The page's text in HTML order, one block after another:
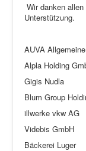
Wir danken
Unterstützung.
AUVA
Alpla Holding
Gigis Nudla
Blum Group
illwerke vkw AG
Videbis GmbH
Bäckerei Luger